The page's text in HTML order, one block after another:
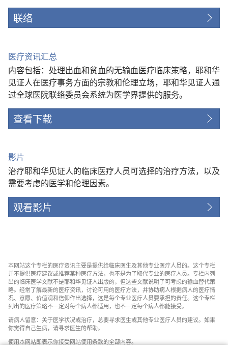
联络
医疗资讯汇总
内容包括：处理出血和贫血的无输血医疗临床策略，耶和华
见证人在医疗事务方面的宗教和伦理立场，耶和华见证人通
过全球医院联络委员会系统为医学界提供的服务。
查看下载
影片
治疗耶和华见证人的临床医疗人员可选择的治疗方法，以及
需要考虑的医学和伦理因素。
观看影片
本网站这个专栏的医疗资讯主要是提供给临床医生及其他专业医疗人员的。这个专栏
并不提供医疗建议或推荐某种医疗方法，也不是为了取代专业的医疗人员。专栏内列
出的临床医学文献不是耶和华见证人出版的，但这些文献说明了可考虑的输血替代策
略。经常了解最新的医疗资讯，讨论可用的医疗方法，并协助病人根据病人的医疗情
况、意愿、价值观和信仰作出选择，这是每个专业医疗人员要承担的责任。这个专栏
列出的医疗策略不一定对每个病人都适用，也不一定每个病人都能接受。
请病人留意：关于医学状况或治疗，总要寻求医生或其他专业医疗人员的建议。如果
你觉得自己生病，请寻求医生的帮助。
使用本网站即表示你接受网站使用条款的全部内容。